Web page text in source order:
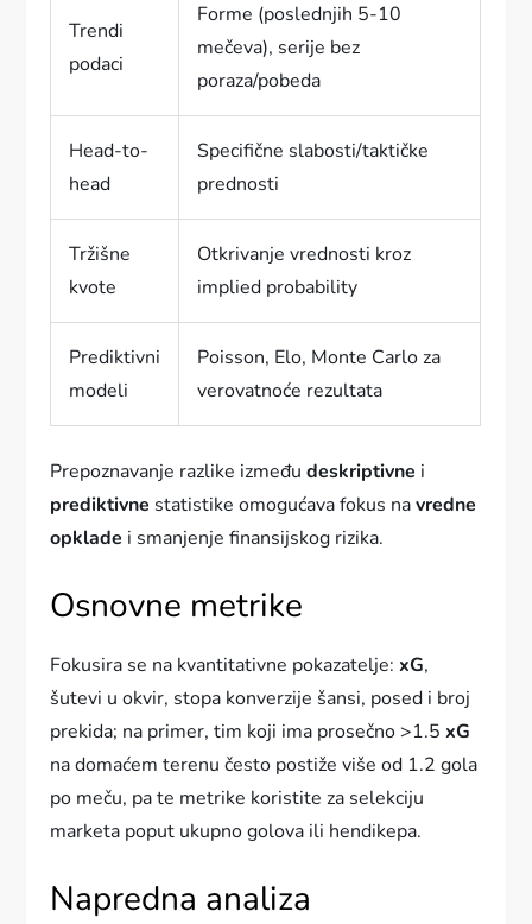
Trendi
podaci
Forme (poslednjih 5-10
mečeva), serije bez
poraza/pobeda
Head-to-
head
Specifične slabosti/taktičke
prednosti
Tržišne
kvote
Otkrivanje vrednosti kroz
implied probability
Prediktivni
modeli
Poisson, Elo, Monte Carlo za
verovatnoće rezultata
Prepoznavanje razlike izmeđudeskriptivne i
prediktivne statistike omogućava fokus navredne
opklade i smanjenje finansijskog rizika.
Osnovne metrike
Fokusira se na kvantitativne pokazatelje:xG,
šutevi u okvir, stopa konverzije šansi, posed i broj
prekida; na primer, tim koji ima prosečno >1.5xG
na domaćem terenu često postiže više od 1.2 gola
po meču, pa te metrike koristite za selekciju
marketa poput ukupno golova ili hendikepa.
Napredna analiza